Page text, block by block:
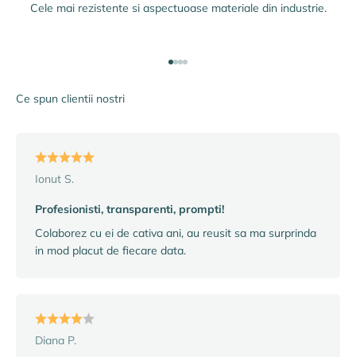
Cele mai rezistente si aspectuoase materiale din industrie.
Ce spun clientii nostri
Ionut S.
Profesionisti, transparenti, prompti!
Colaborez cu ei de cativa ani, au reusit sa ma surprinda
in mod placut de fiecare data.
Diana P.